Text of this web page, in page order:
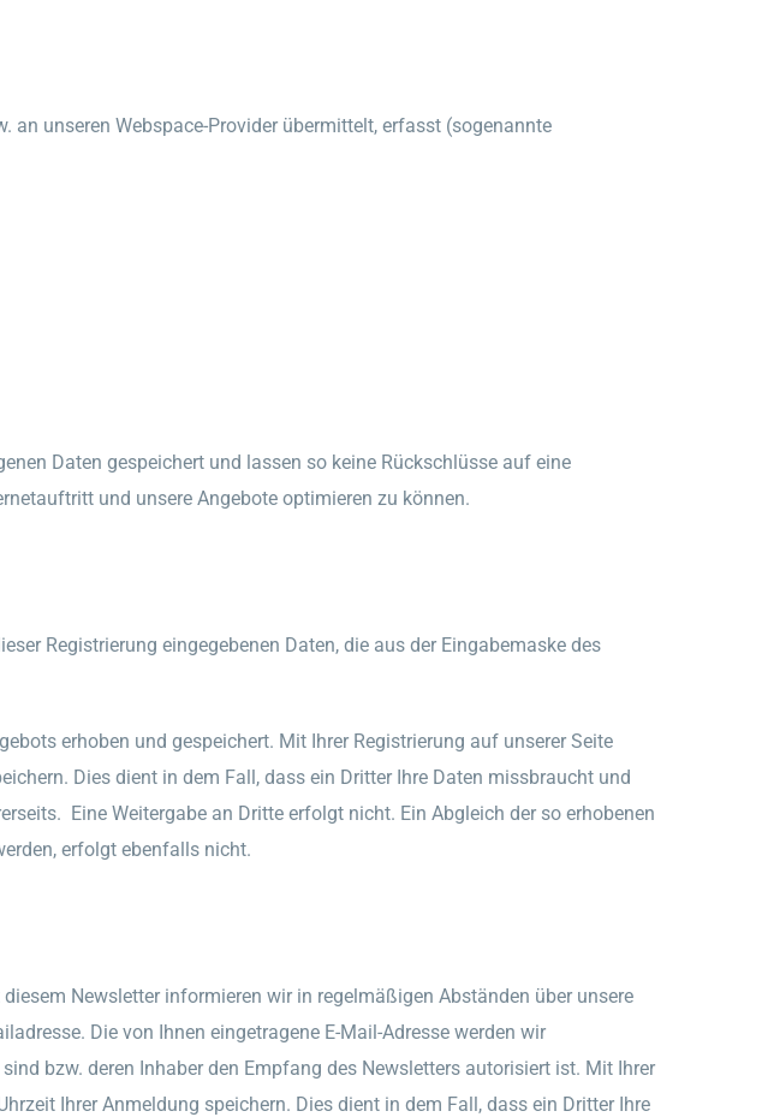
an unseren Webspace-Provider übermittelt, erfasst (sogenannte
Daten gespeichert und lassen so keine Rückschlüsse auf eine
und unsere Angebote optimieren zu können.
Registrierung eingegebenen Daten, die aus der Eingabemaske des
erhoben und gespeichert. Mit Ihrer Registrierung auf unserer Seite
Dies dient in dem Fall, dass ein Dritter Ihre Daten missbraucht und
Eine Weitergabe an Dritte erfolgt nicht. Ein Abgleich der so erhobenen
erfolgt ebenfalls nicht.
Newsletter informieren wir in regelmäßigen Abständen über unsere
Die von Ihnen eingetragene E-Mail-Adresse werden wir
bzw. deren Inhaber den Empfang des Newsletters autorisiert ist. Mit Ihrer
Ihrer Anmeldung speichern. Dies dient in dem Fall, dass ein Dritter Ihre